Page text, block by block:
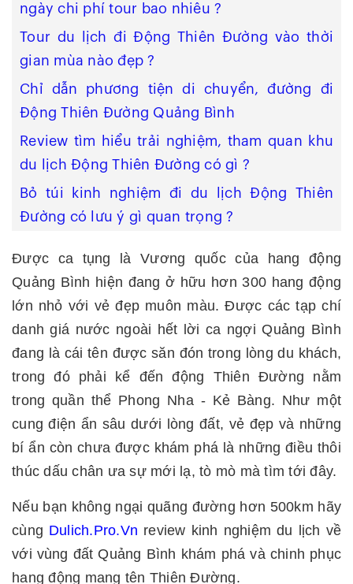
ngày chi phí tour bao nhiêu ?
Tour du lịch đi Động Thiên Đường vào thời
gian mùa nào đẹp ?
Chỉ dẫn phương tiện di chuyển, đường đi
Động Thiên Đường Quảng Bình
Review tìm hiểu trải nghiệm, tham quan khu
du lịch Động Thiên Đường có gì ?
Bỏ túi kinh nghiệm đi du lịch Động Thiên
Đường có lưu ý gì quan trọng ?
Được ca tụng là Vương quốc của hang động
Quảng Bình hiện đang ở hữu hơn 300 hang động
lớn nhỏ với vẻ đẹp muôn màu. Được các tạp chí
danh giá nước ngoài hết lời ca ngợi Quảng Bình
đang là cái tên được săn đón trong lòng du khách,
trong đó phải kể đến động Thiên Đường nằm
trong quần thể Phong Nha - Kẻ Bàng. Như một
cung điện ẩn sâu dưới lòng đất, vẻ đẹp và những
bí ẩn còn chưa được khám phá là những điều thôi
thúc dấu chân ưa sự mới lạ, tò mò mà tìm tới đây.
Nếu bạn không ngại quãng đường hơn 500km hãy
cùng Dulich.Pro.Vn review kinh nghiệm du lịch về
với vùng đất Quảng Bình khám phá và chinh phục
hang động mang tên Thiên Đường.